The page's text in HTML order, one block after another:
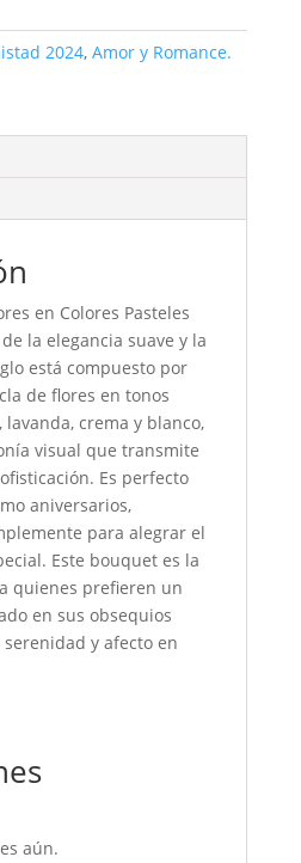
2024, Amor y Romance.
en Colores Pasteles
la elegancia suave y la
está compuesto por
de flores en tonos
lavanda, crema y blanco,
visual que transmite
Es perfecto
aniversarios,
para alegrar el
Este bouquet es la
quienes prefieren un
en sus obsequios
y afecto en
aún.